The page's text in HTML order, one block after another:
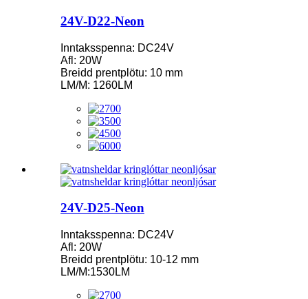
24V-D22-Neon
Inntaksspenna: DC24V
Afl: 20W
Breidd prentplötu: 10 mm
LM/M: 1260LM
24V-D25-Neon
Inntaksspenna: DC24V
Afl: 20W
Breidd prentplötu: 10-12 mm
LM/M:1530LM